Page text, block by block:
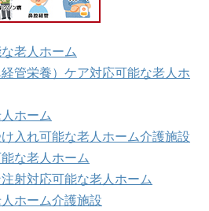
老人ホーム
管栄養）ケア対応可能な老人ホ
ホーム
入れ可能な老人ホーム介護施設
な老人ホーム
射対応可能な老人ホーム
ホーム介護施設